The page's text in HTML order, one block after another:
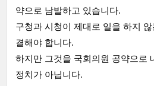
약으로 남발하고 있습니다.
구청과 시청이 제대로 일을 하지
결해야 합니다.
하지만 그것을 국회의원 공약으로
정치가 아닙니다.